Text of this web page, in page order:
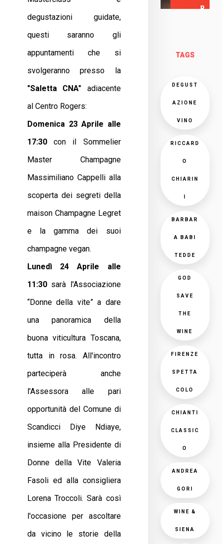
degustazioni guidate,
questi saranno gli
appuntamenti che si
svolgeranno presso la
"Saletta CNA" adiacente
al Centro Rogers:
Domenica 23 Aprile alle
17:30con il Sommelier
Master Champagne
Massimiliano Cappelli alla
scoperta dei segreti della
maison Champagne Legret
e la gamma dei suoi
champagne vegan.
Lunedì 24 Aprile alle
11:30 sarà l'Associazione
“Donne della vite” a dare
una panoramica della
buona viticultura Toscana,
tutta in rosa. All'incontro
parteciperà anche
l'Assessora alle pari
opportunità del Comune di
Scandicci Diye Ndiaye,
insieme alla Presidente di
Donne della Vite Valeria
Fasoli ed alla consigliera
Lorena Troccoli. Sarà così
l'occasione per ascoltare
da vicino le storie della
R
TAGS
DEGUST
AZIONE
VINO
RICCARD
O
CHIARIN
BARBAR
A BABI
TEDDE
GOD
SAVE
THE
WINE
FIRENZE
SPETTA
COLO
CHIANTI
CLASSIC
O
ANDREA
GORI
WINE &
SIENA